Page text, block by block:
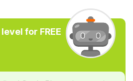
for FREE